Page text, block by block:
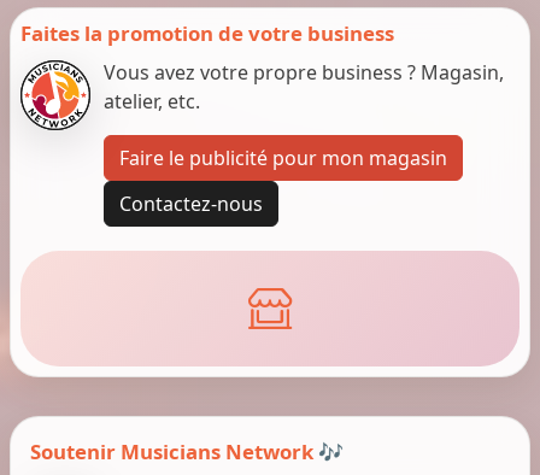
Faites la promotion de votre business
Vous avez votre propre business ? Magasin,
atelier, etc.
Faire le publicité pour mon magasin
Contactez-nous
Soutenir Musicians Network 🎶